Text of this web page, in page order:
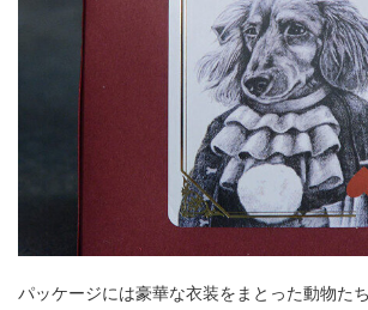
パッケージには豪華な衣装をまとった動物た